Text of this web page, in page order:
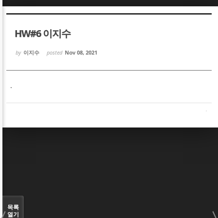
HW#6 이지수
by 이지수 posted Nov 08, 2021
.
목록
열기
Sketchbook5, 스케치북5
Sketchbook5, 스케치북5
Sketchbook5, 스케치북5
Sketchbook5, 스케치북5